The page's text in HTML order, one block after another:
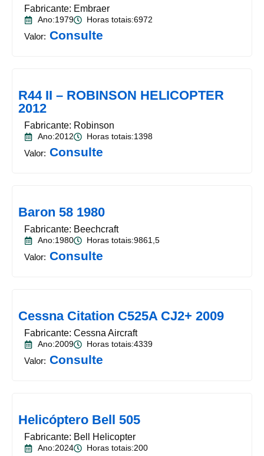
Fabricante: Embraer
Ano:1979
Horas totais:6972
Valor: Consulte
R44 II – ROBINSON HELICOPTER
2012
Fabricante: Robinson
Ano:2012
Horas totais:1398
Valor: Consulte
Baron 58 1980
Fabricante: Beechcraft
Ano:1980
Horas totais:9861,5
Valor: Consulte
Cessna Citation C525A CJ2+ 2009
Fabricante: Cessna Aircraft
Ano:2009
Horas totais:4339
Valor: Consulte
Helicóptero Bell 505
Fabricante: Bell Helicopter
Ano:2024
Horas totais:200